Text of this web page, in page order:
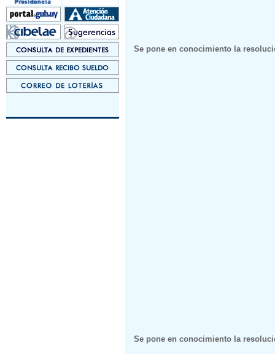
Se pone en conocimiento la
Se pone en conocimiento la